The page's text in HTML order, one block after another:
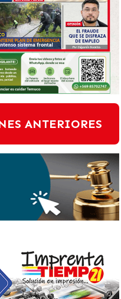
ANTERIORES